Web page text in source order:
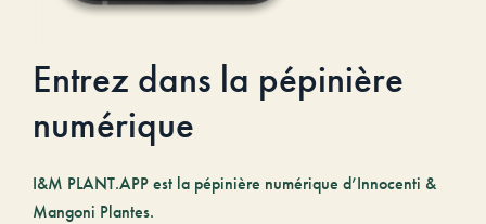
Entrez dans la pépinière
numérique
I&M PLANT.APP est la pépinière numérique d’Innocenti &
Mangoni Plantes.